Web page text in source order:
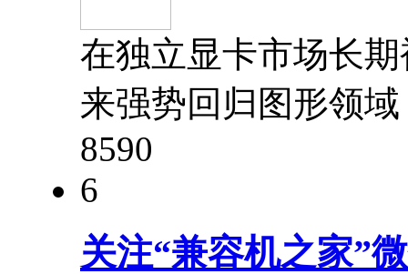
在独立显卡市场长
来强势回归图形领
8590
6
关注“兼容机之家”